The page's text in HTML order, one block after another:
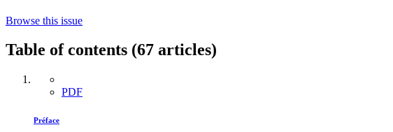
Browse this issue
Table of contents (67 articles)
PDF
Préface